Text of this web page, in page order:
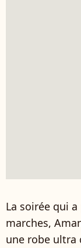
La soirée qui
marches,
une robe ultra